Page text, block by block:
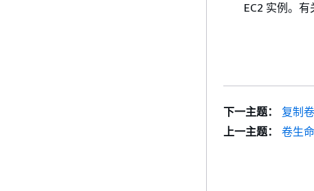
EC2 实例。
下一主题：
复制卷
上一主题：
卷生